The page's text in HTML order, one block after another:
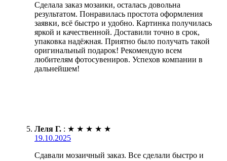
Сделала заказ мозаики, осталась довольна
результатом. Понравилась простота оформления
заявки, всё быстро и удобно. Картинка получилась
яркой и качественной. Доставили точно в срок,
упаковка надёжная. Приятно было получать такой
оригинальный подарок! Рекомендую всем
любителям фотосувениров. Успехов компании в
дальнейшем!
Леля Г. : ★ ★ ★ ★ ★
19.10.2025
Сдавали мозаичный заказ. Все сделали быстро и